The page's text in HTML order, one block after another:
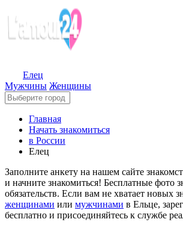
Елец
Мужчины Женщины
Главная
Начать знакомиться
в России
Елец
Заполните анкету на нашем сайте
и начните знакомиться! Бесплатные фото
обязательств. Если вам не хватает новых
женщинами или мужчинами в Ельце,
бесплатно и присоединяйтесь к службе